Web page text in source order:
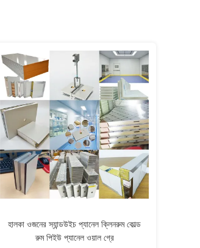
হালকা ওজনের স্যান্ডউইচ প্যানেল ক্লিনরুম কোল্ড
রুম পিইউ প্যানেল ওয়াল গ্রে